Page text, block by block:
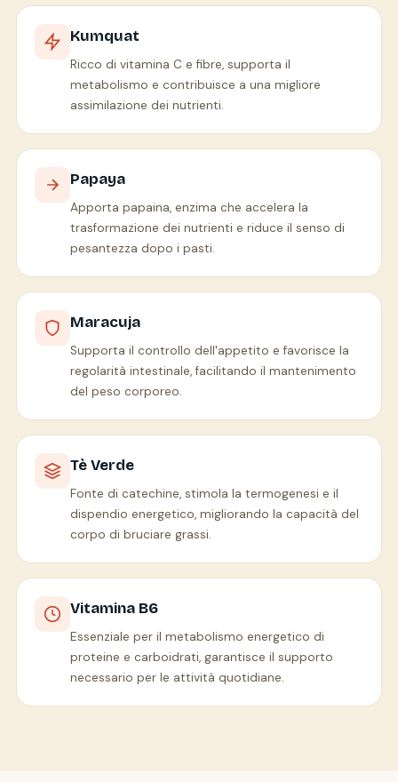
Kumquat
Ricco di vitamina C e fibre, supporta il
metabolismo e contribuisce a una migliore
assimilazione dei nutrienti.
Papaya
Apporta papaina, enzima che accelera la
trasformazione dei nutrienti e riduce il senso di
pesantezza dopo i pasti.
Maracuja
Supporta il controllo dell'appetito e favorisce la
regolarità intestinale, facilitando il mantenimento
del peso corporeo.
Tè Verde
Fonte di catechine, stimola la termogenesi e il
dispendio energetico, migliorando la capacità del
corpo di bruciare grassi.
Vitamina B6
Essenziale per il metabolismo energetico di
proteine e carboidrati, garantisce il supporto
necessario per le attività quotidiane.